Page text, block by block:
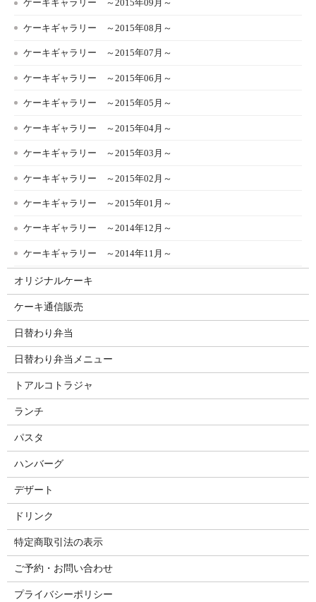
ケーキギャラリー ～2015年09月～
ケーキギャラリー ～2015年08月～
ケーキギャラリー ～2015年07月～
ケーキギャラリー ～2015年06月～
ケーキギャラリー ～2015年05月～
ケーキギャラリー ～2015年04月～
ケーキギャラリー ～2015年03月～
ケーキギャラリー ～2015年02月～
ケーキギャラリー ～2015年01月～
ケーキギャラリー ～2014年12月～
ケーキギャラリー ～2014年11月～
オリジナルケーキ
ケーキ通信販売
日替わり弁当
日替わり弁当メニュー
トアルコトラジャ
ランチ
パスタ
ハンバーグ
デザート
ドリンク
特定商取引法の表示
ご予約・お問い合わせ
プライバシーポリシー